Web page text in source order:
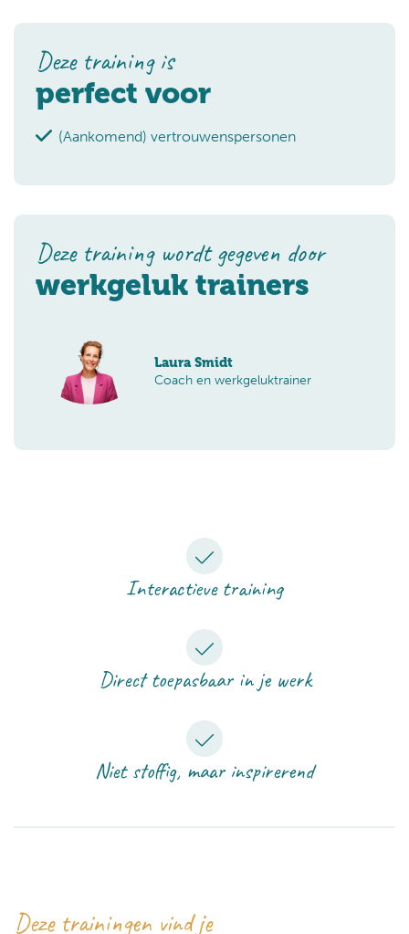
Deze training is
perfect voor
(Aankomend) vertrouwenspersonen
Deze training wordt gegeven door
werkgeluk trainers
Laura Smidt
Coach en werkgeluktrainer
Interactieve training
Direct toepasbaar in je werk
Niet stoffig, maar inspirerend
Deze trainingen vind je